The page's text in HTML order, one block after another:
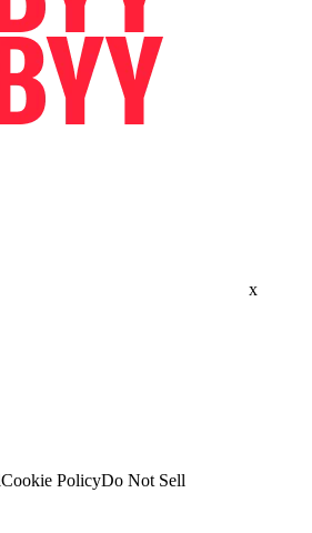
x
Cookie PolicyDo Not Sell